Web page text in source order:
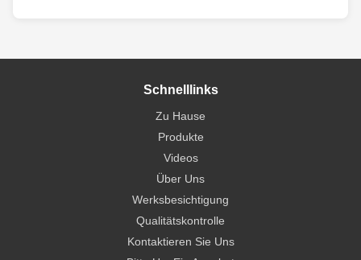
Schnelllinks
Zu Hause
Produkte
Videos
Über Uns
Werksbesichtigung
Qualitätskontrolle
Kontaktieren Sie Uns